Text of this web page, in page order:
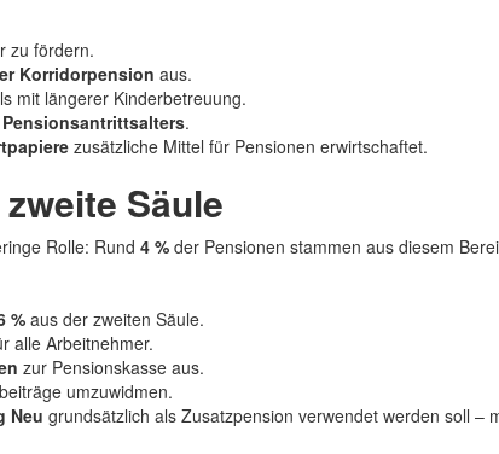
zu fördern.
Korridorpension aus.
mit längerer Kinderbetreuung.
.
zusätzliche Mittel für Pensionen erwirtschaftet.
Säule
Rolle: Rund 4 % der Pensionen stammen aus diesem
%aus der zweiten Säule.
alle Arbeitnehmer.
zur Pensionskasse aus.
umzuwidmen.
Neu grundsätzlich als Zusatzpension verwendet werden soll –